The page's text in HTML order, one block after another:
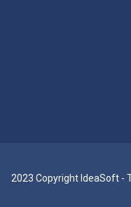
2023 Copyright IdeaSoft -